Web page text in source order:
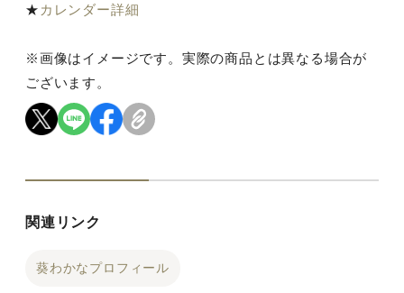
★ カレンダー詳細
※画像はイメージです。実際の商品とは異なる場合が
ございます。
関連リンク
葵わかなプロフィール